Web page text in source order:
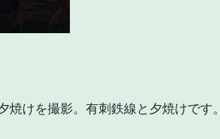
けを撮影。有刺鉄線と夕焼けです。